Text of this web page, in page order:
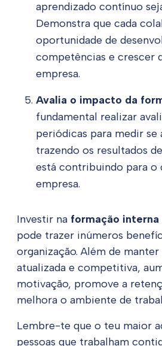
aprendizado contínuo
Demonstra que cada
oportunidade de
competências e crescer
empresa.
Avalia o impacto da
fundamental realizar
periódicas para medir se
trazendo os resultados
está contribuindo para o
empresa.
Investir na formação interna
pode trazer inúmeros
organização. Além de
atualizada e competitiva,
motivação, promove a
melhora o ambiente de
Lembre-te que o teu maior
pessoas que trabalham